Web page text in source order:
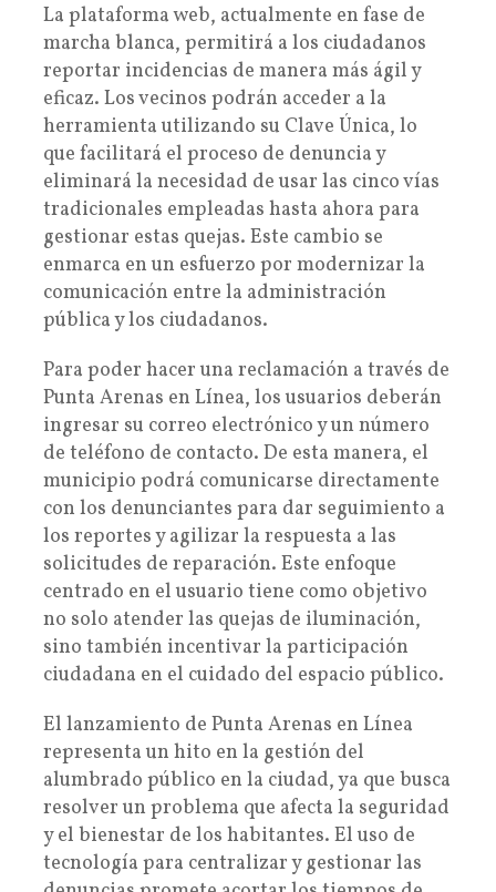
La plataforma web, actualmente en fase de
marcha blanca, permitirá a los ciudadanos
reportar incidencias de manera más ágil y
eficaz. Los vecinos podrán acceder a la
herramienta utilizando su Clave Única, lo
que facilitará el proceso de denuncia y
eliminará la necesidad de usar las cinco vías
tradicionales empleadas hasta ahora para
gestionar estas quejas. Este cambio se
enmarca en un esfuerzo por modernizar la
comunicación entre la administración
pública y los ciudadanos.
Para poder hacer una reclamación a través de
Punta Arenas en Línea, los usuarios deberán
ingresar su correo electrónico y un número
de teléfono de contacto. De esta manera, el
municipio podrá comunicarse directamente
con los denunciantes para dar seguimiento a
los reportes y agilizar la respuesta a las
solicitudes de reparación. Este enfoque
centrado en el usuario tiene como objetivo
no solo atender las quejas de iluminación,
sino también incentivar la participación
ciudadana en el cuidado del espacio público.
El lanzamiento de Punta Arenas en Línea
representa un hito en la gestión del
alumbrado público en la ciudad, ya que busca
resolver un problema que afecta la seguridad
y el bienestar de los habitantes. El uso de
tecnología para centralizar y gestionar las